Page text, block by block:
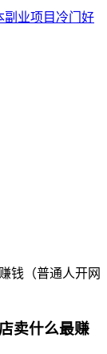
钱（普通人开网
卖什么最赚